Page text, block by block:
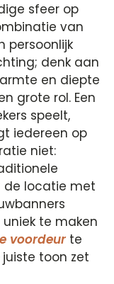
sfeer op
van
persoonlijk
denk aan
en diepte
grote rol. Een
speelt,
iedereen op
niet:
de locatie met
te maken
voordeurte
toon zet